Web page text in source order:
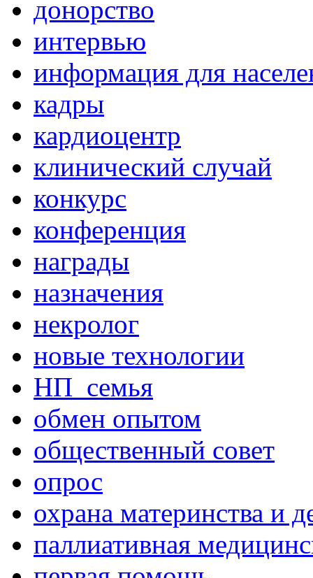
донорство
интервью
информация для
кадры
кардиоцентр
клинический случай
конкурс
конференция
награды
назначения
некролог
новые технологии
НП_семья
обмен опытом
общественный совет
опрос
охрана материнства и
паллиативная